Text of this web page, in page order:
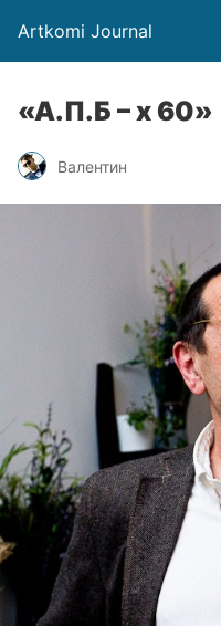
Artkomi Journal
«А.П.Б – х 60»
Валентин